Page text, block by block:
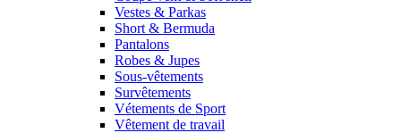
Vestes & Parkas
Short & Bermuda
Pantalons
Robes & Jupes
Sous-vêtements
Survêtements
Vétements de Sport
Vêtement de travail